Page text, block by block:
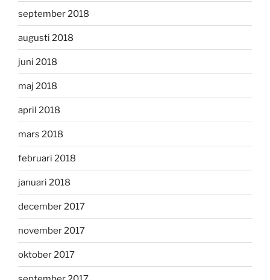
september 2018
augusti 2018
juni 2018
maj 2018
april 2018
mars 2018
februari 2018
januari 2018
december 2017
november 2017
oktober 2017